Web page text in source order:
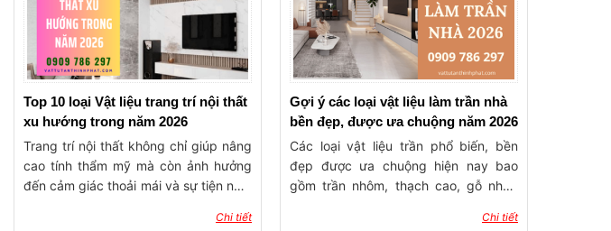
Top 10 loại Vật liệu trang trí nội thất
xu hướng trong năm 2026
Trang trí nội thất không chỉ giúp nâng
cao tính thẩm mỹ mà còn ảnh hưởng
đến cảm giác thoải mái và sự tiện nghi
liệu trang trí nội thất phù hợp sẽ tạo
Chi tiết
Gợi ý các loại vật liệu làm trần nhà
bền đẹp, được ưa chuộng năm 2026
Các loại vật liệu trần phổ biến, bền
đẹp được ưa chuộng hiện nay bao
gồm trần nhôm, thạch cao, gỗ nhựa
tông – mỗi loại đều có những đặc tính
Chi tiết